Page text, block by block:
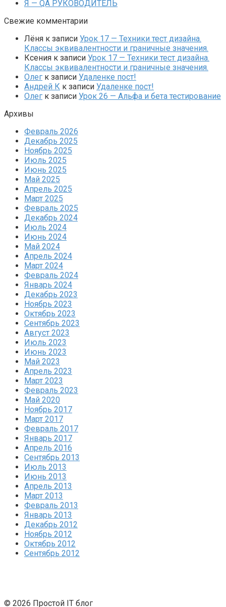
Я — QA РУКОВОДИТЕЛЬ
Свежие комментарии
Лёня к записи Урок 17 — Техники тест дизайна.
Классы эквивалентности и граничные значения.
Ксения к записи Урок 17 — Техники тест дизайна.
Классы эквивалентности и граничные значения.
Олег к записи Удаленке пост!
Андрей К к записи Удаленке пост!
Олег к записи Урок 26 — Альфа и бета тестирование
Архивы
Февраль 2026
Декабрь 2025
Ноябрь 2025
Июль 2025
Июнь 2025
Май 2025
Апрель 2025
Март 2025
Февраль 2025
Декабрь 2024
Июль 2024
Июнь 2024
Май 2024
Апрель 2024
Март 2024
Февраль 2024
Январь 2024
Декабрь 2023
Ноябрь 2023
Октябрь 2023
Сентябрь 2023
Август 2023
Июль 2023
Июнь 2023
Май 2023
Апрель 2023
Март 2023
Февраль 2023
Май 2020
Ноябрь 2017
Март 2017
Февраль 2017
Январь 2017
Апрель 2016
Сентябрь 2013
Июль 2013
Июнь 2013
Апрель 2013
Март 2013
Февраль 2013
Январь 2013
Декабрь 2012
Ноябрь 2012
Октябрь 2012
Сентябрь 2012
© 2026 Простой IT блог